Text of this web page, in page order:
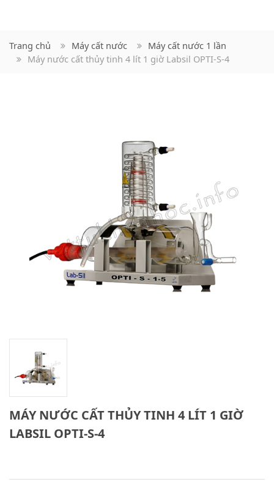
Trang chủ Máy cất nước
Máy cất nước 1 lần
Máy nước cất thủy tinh 4 lít 1 giờ Labsil OPTI-S-4
MÁY NƯỚC CẤT THỦY TINH 4 LÍT 1 GIỜ
LABSIL OPTI-S-4